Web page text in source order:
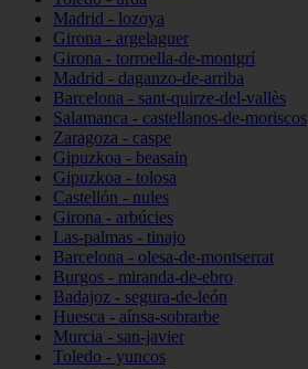
Madrid - lozoya
Girona - argelaguer
Girona - torroella-de-montgrí
Madrid - daganzo-de-arriba
Barcelona - sant-quirze-del-vallès
Salamanca - castellanos-de-moriscos
Zaragoza - caspe
Gipuzkoa - beasain
Gipuzkoa - tolosa
Castellón - nules
Girona - arbúcies
Las-palmas - tinajo
Barcelona - olesa-de-montserrat
Burgos - miranda-de-ebro
Badajoz - segura-de-león
Huesca - aínsa-sobrarbe
Murcia - san-javier
Toledo - yuncos